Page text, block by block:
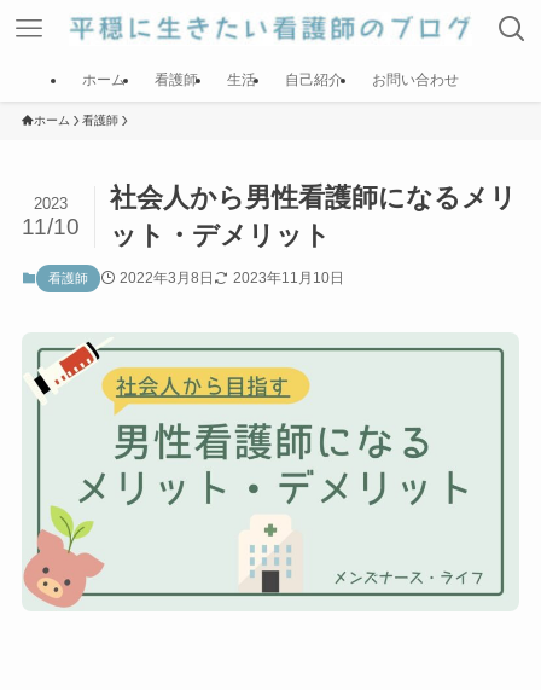
ホーム 看護師 生活 自己紹介 お問い合わせ
ホーム 看護師
社会人から男性看護師になるメリ
ット・デメリット
2023
11/10
看護師 2022年3月8日 2023年11月10日